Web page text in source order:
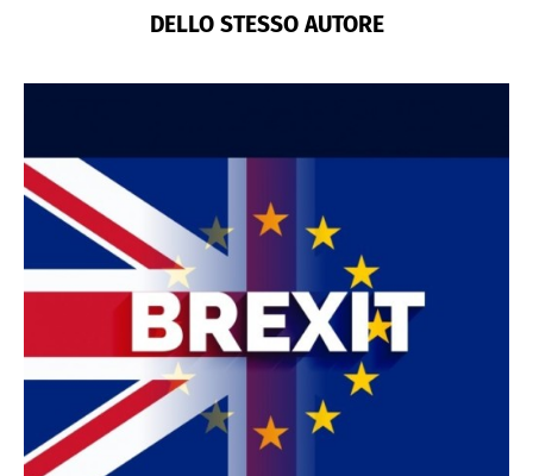
DELLO STESSO AUTORE